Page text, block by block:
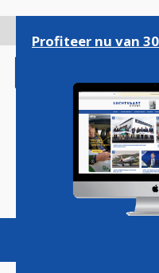
gaan
Magazine
Profiteer nu van